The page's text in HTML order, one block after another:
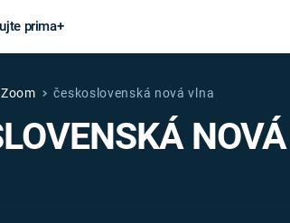
prima+
a
Války
československá nová vlna
NOVÁ